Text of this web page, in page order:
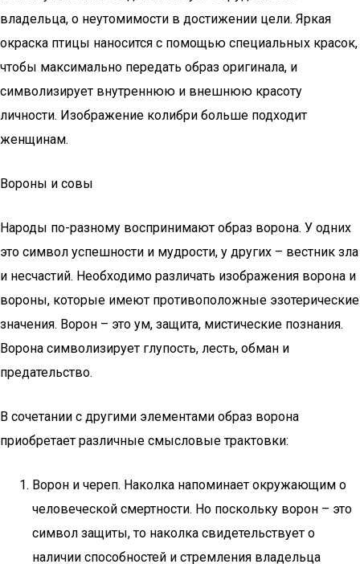
владельца, о неутомимости в достижении цели. Яркая
окраска птицы наносится с помощью специальных красок,
чтобы максимально передать образ оригинала, и
символизирует внутреннюю и внешнюю красоту
личности. Изображение колибри больше подходит
женщинам.
Вороны и совы
Народы по-разному воспринимают образ ворона. У одних
это символ успешности и мудрости, у других – вестник зла
и несчастий. Необходимо различать изображения ворона и
вороны, которые имеют противоположные эзотерические
значения. Ворон – это ум, защита, мистические познания.
Ворона символизирует глупость, лесть, обман и
предательство.
В сочетании с другими элементами образ ворона
приобретает различные смысловые трактовки:
Ворон и череп. Наколка напоминает окружающим о
человеческой смертности. Но поскольку ворон – это
символ защиты, то наколка свидетельствует о
наличии способностей и стремления владельца